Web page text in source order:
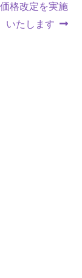
格改定を実施
いたします